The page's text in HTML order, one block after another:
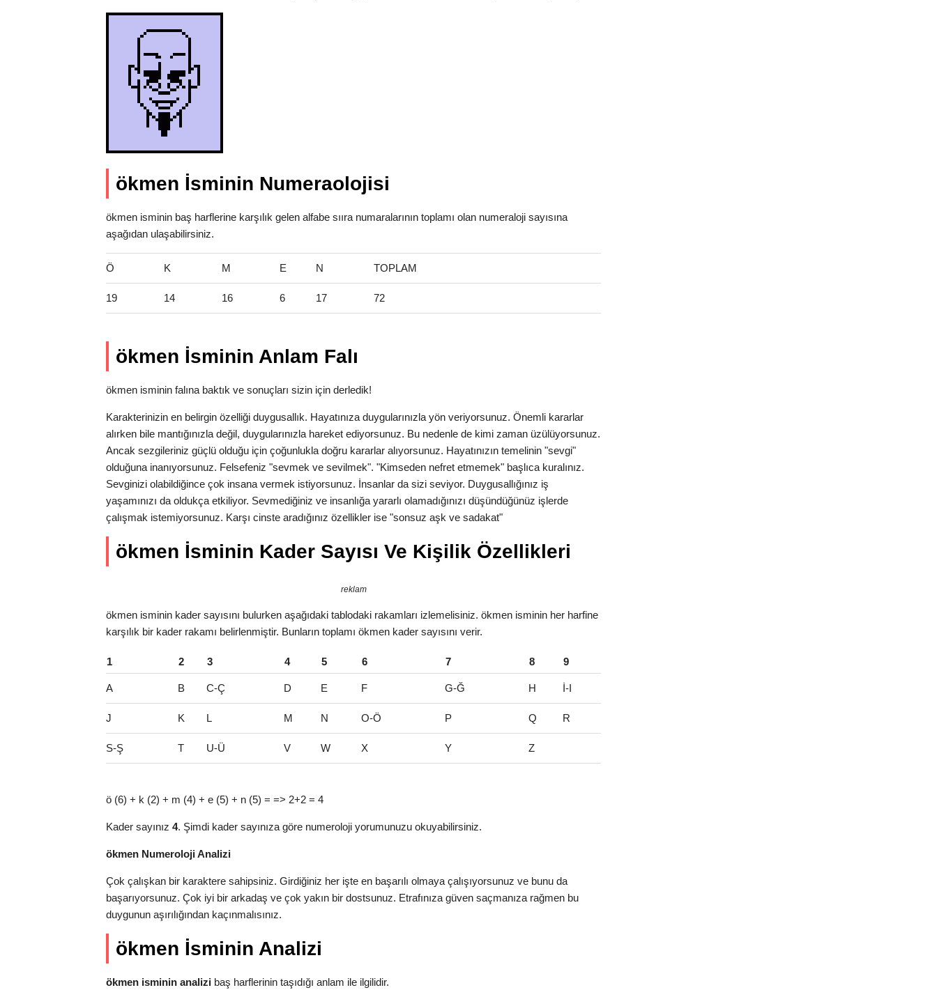
ökmen İsminin Numeraolojisi
ökmen isminin baş harflerine karşılık gelen alfabe sııra numaralarının toplamı olan numeraloji sayısına
aşağıdan ulaşabilirsiniz.
Ö K M E N TOPLAM
19 14 16 6 17 72
ökmen İsminin Anlam Falı
ökmen isminin falına baktık ve sonuçları sizin için derledik!
Karakterinizin en belirgin özelliği duygusallık. Hayatınıza duygularınızla yön veriyorsunuz. Önemli kararlar
alırken bile mantığınızla değil, duygularınızla hareket ediyorsunuz. Bu nedenle de kimi zaman üzülüyorsunuz.
Ancak sezgileriniz güçlü olduğu için çoğunlukla doğru kararlar alıyorsunuz. Hayatınızın temelinin "sevgi"
olduğuna inanıyorsunuz. Felsefeniz "sevmek ve sevilmek". "Kimseden nefret etmemek" başlıca kuralınız.
Sevginizi olabildiğince çok insana vermek istiyorsunuz. İnsanlar da sizi seviyor. Duygusallığınız iş
yaşamınızı da oldukça etkiliyor. Sevmediğiniz ve insanlığa yararlı olamadığınızı düşündüğünüz işlerde
çalışmak istemiyorsunuz. Karşı cinste aradığınız özellikler ise "sonsuz aşk ve sadakat"
ökmen İsminin Kader Sayısı Ve Kişilik Özellikleri
reklam
ökmen isminin kader sayısını bulurken aşağıdaki tablodaki rakamları izlemelisiniz. ökmen isminin her harfine
karşılık bir kader rakamı belirlenmiştir. Bunların toplamı ökmen kader sayısını verir.
1 2 3 4 5 6 7 8 9
A B C-Ç D E F G-Ğ H İ-I
J K L M N O-Ö P Q R
S-Ş T U-Ü V W X Y Z
ö (6) + k (2) + m (4) + e (5) + n (5) = => 2+2 = 4
Kader sayınız 4. Şimdi kader sayınıza göre numeroloji yorumunuzu okuyabilirsiniz.
ökmen Numeroloji Analizi
Çok çalışkan bir karaktere sahipsiniz. Girdiğiniz her işte en başarılı olmaya çalışıyorsunuz ve bunu da
başarıyorsunuz. Çok iyi bir arkadaş ve çok yakın bir dostsunuz. Etrafınıza güven saçmanıza rağmen bu
duygunun aşırılığından kaçınmalısınız.
ökmen İsminin Analizi
ökmen isminin analizi baş harflerinin taşıdığı anlam ile ilgilidir.